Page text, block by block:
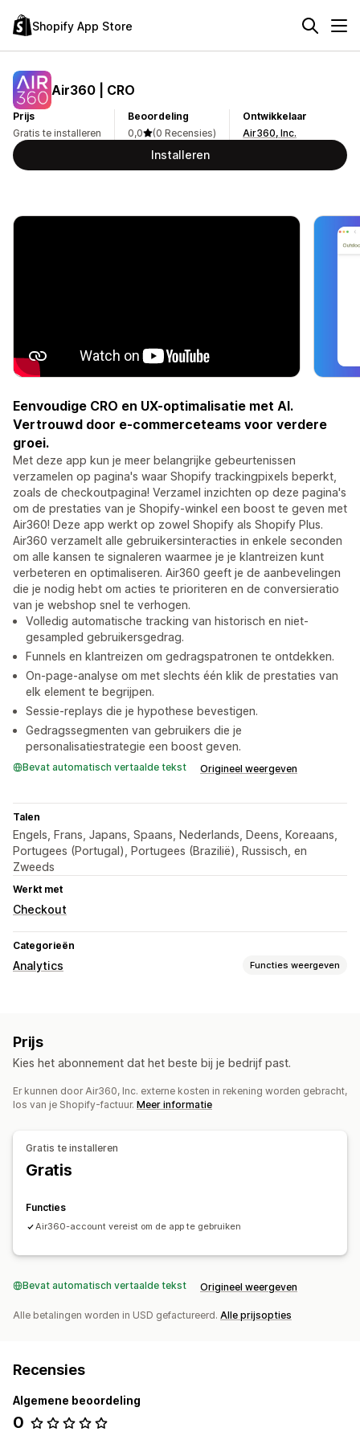
Shopify App Store
Air360 | CRO
Prijs
Gratis te installeren
Beoordeling
0,0
(0 Recensies)
Ontwikkelaar
Air360, Inc.
Installeren
Eenvoudige CRO en UX-optimalisatie met AI.
Vertrouwd door e-commerceteams voor verdere
groei.
Met deze app kun je meer belangrijke gebeurtenissen
verzamelen op pagina's waar Shopify trackingpixels beperkt,
zoals de checkoutpagina! Verzamel inzichten op deze pagina's
om de prestaties van je Shopify-winkel een boost te geven met
Air360! Deze app werkt op zowel Shopify als Shopify Plus.
Air360 verzamelt alle gebruikersinteracties in enkele seconden
om alle kansen te signaleren waarmee je je klantreizen kunt
verbeteren en optimaliseren. Air360 geeft je de aanbevelingen
die je nodig hebt om acties te prioriteren en de conversieratio
van je webshop snel te verhogen.
Volledig automatische tracking van historisch en niet-
gesampled gebruikersgedrag.
Funnels en klantreizen om gedragspatronen te ontdekken.
On-page-analyse om met slechts één klik de prestaties van
elk element te begrijpen.
Sessie-replays die je hypothese bevestigen.
Gedragssegmenten van gebruikers die je
personalisatiestrategie een boost geven.
Bevat automatisch vertaalde tekst Origineel weergeven
Talen
Engels, Frans, Japans, Spaans, Nederlands, Deens, Koreaans,
Portugees (Portugal), Portugees (Brazilië), Russisch, en
Zweeds
Werkt met
Checkout
Categorieën
Analytics Functies weergeven
Evenementen volgen
Filteren op opnieuw afspelen Segmentering
Paginaweergaven
Heatmaps
Gegevensexport Historische analyse Naleving van AVG
Prijs
Kies het abonnement dat het beste bij je bedrijf past.
Er kunnen door Air360, Inc. externe kosten in rekening worden gebracht,
los van je Shopify-factuur. Meer informatie
Gratis te installeren
Gratis
Functies
Air360-account vereist om de app te gebruiken
Bevat automatisch vertaalde tekst Origineel weergeven
Alle betalingen worden in USD gefactureerd. Alle prijsopties
Recensies
Algemene beoordeling
0